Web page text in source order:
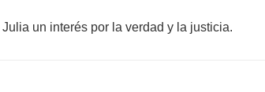
un interés por la verdad y la justicia.